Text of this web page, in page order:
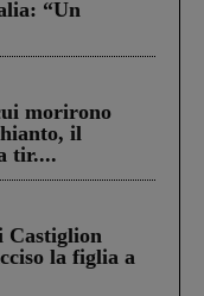
“Un
morirono
il
tir....
Castiglion
la figlia a